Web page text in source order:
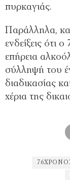
πυρκαγιάς.
Παράλληλα,
ενδείξεις ότι
επήρεια
σύλληψή του
διαδικασίας
χέρια της